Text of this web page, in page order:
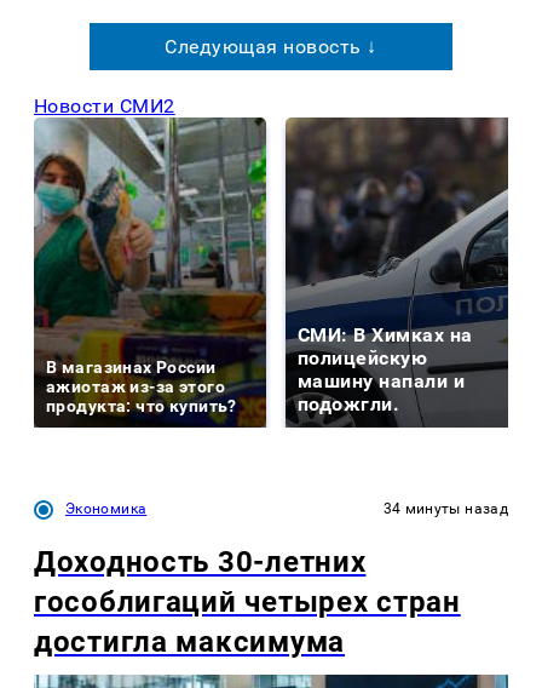
Следующая новость ↓
Новости СМИ2
В магазинах России
ажиотаж из-за этого
продукта: что купить?
СМИ: В Химках на
полицейскую
машину напали и
подожгли.
Экономика 34 минуты назад
Доходность 30-летних
гособлигаций четырех стран
достигла максимума